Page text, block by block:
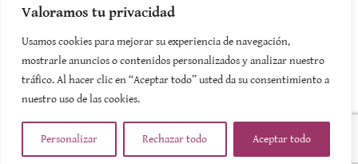
Valoramos tu privacidad
Usamos cookies para mejorar su experiencia de navegación,
mostrarle anuncios o contenidos personalizados y analizar nuestro
tráfico. Al hacer clic en “Aceptar todo” usted da su consentimiento a
nuestro uso de las cookies.
Personalizar Rechazar todo Aceptar todo
SUSCRIBIRSE